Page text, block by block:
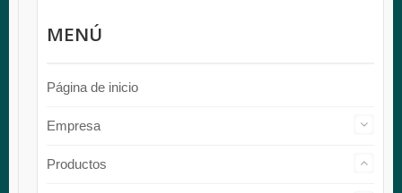
MENÚ
Página de inicio
Empresa
Productos